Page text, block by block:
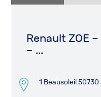
Renault ZOE
– ...
1 Beausoleil